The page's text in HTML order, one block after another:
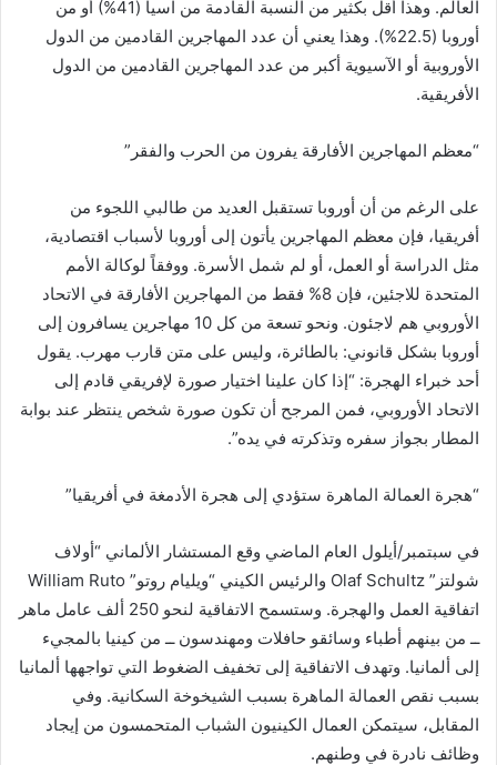
العالم. وهذا أقل بكثير من النسبة القادمة من آسيا (41%) أو من
أوروبا (22.5%). وهذا يعني أن عدد المهاجرين القادمين من الدول
الأوروبية أو الآسيوية أكبر من عدد المهاجرين القادمين من الدول
الأفريقية.
“معظم المهاجرين الأفارقة يفرون من الحرب والفقر”
على الرغم من أن أوروبا تستقبل العديد من طالبي اللجوء من
أفريقيا، فإن معظم المهاجرين يأتون إلى أوروبا لأسباب اقتصادية،
مثل الدراسة أو العمل، أو لم شمل الأسرة. ووفقاً لوكالة الأمم
المتحدة للاجئين، فإن 8% فقط من المهاجرين الأفارقة في الاتحاد
الأوروبي هم لاجئون. ونحو تسعة من كل 10 مهاجرين يسافرون إلى
أوروبا بشكل قانوني: بالطائرة، وليس على متن قارب مهرب. يقول
أحد خبراء الهجرة: “إذا كان علينا اختيار صورة لإفريقي قادم إلى
الاتحاد الأوروبي، فمن المرجح أن تكون صورة شخص ينتظر عند بوابة
المطار بجواز سفره وتذكرته في يده”.
“هجرة العمالة الماهرة ستؤدي إلى هجرة الأدمغة في أفريقيا”
في سبتمبر/أيلول العام الماضي وقع المستشار الألماني “أولاف
شولتز” Olaf Schultz والرئيس الكيني “ويليام روتو” William Ruto
اتفاقية العمل والهجرة. وستسمح الاتفاقية لنحو 250 ألف عامل ماهر
ــ من بينهم أطباء وسائقو حافلات ومهندسون ــ من كينيا بالمجيء
إلى ألمانيا. وتهدف الاتفاقية إلى تخفيف الضغوط التي تواجهها ألمانيا
بسبب نقص العمالة الماهرة بسبب الشيخوخة السكانية. وفي
المقابل، سيتمكن العمال الكينيون الشباب المتحمسون من إيجاد
وظائف نادرة في وطنهم.